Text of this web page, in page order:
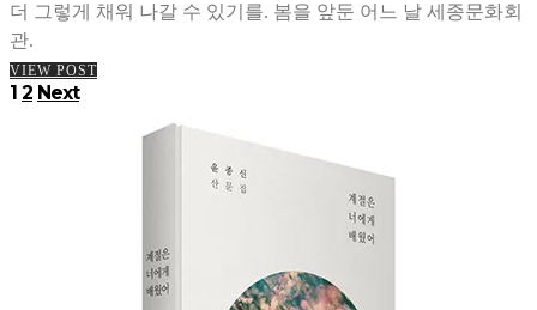
더 그렇게 채워 나갈 수 있기를. 봄을 앞둔 어느 날 세종문화회
관.
VIEW POST
글
1 2 Next